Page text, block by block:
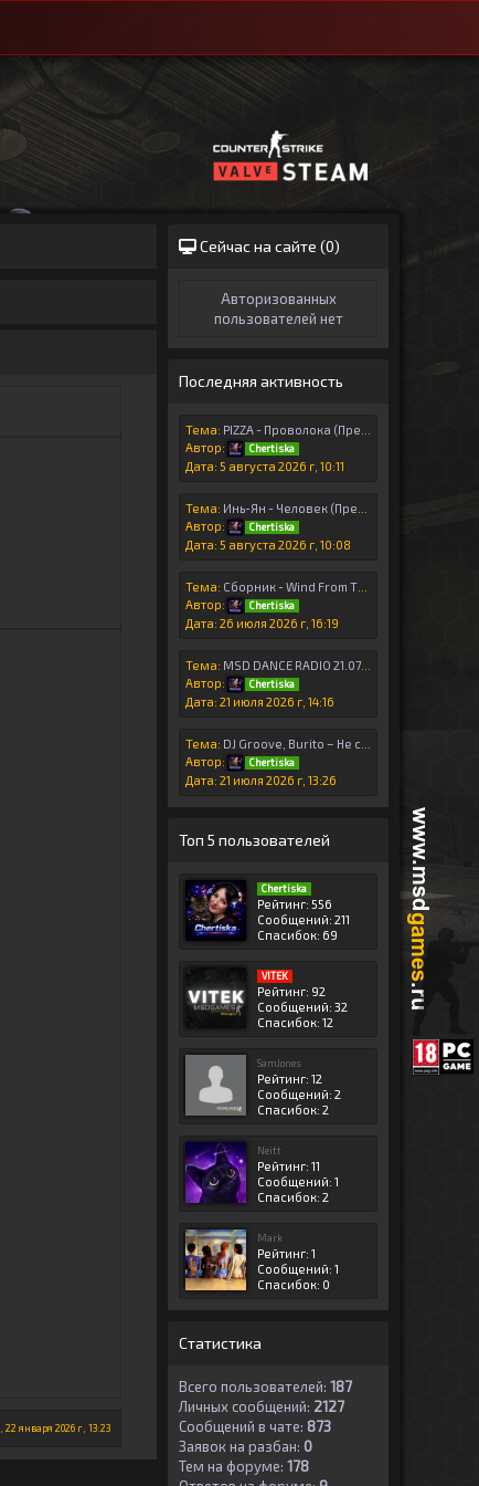
, 22 января 2026 г, 13:23
Сейчас на сайте (0)
Авторизованных
пользователей нет
Последняя активность
Тема: PIZZA - Проволока (Премьера клипа, 2026)
Автор:
Chertiska
Дата: 5 августа 2026 г, 10:11
Тема: Инь-Ян - Человек (Премьера 2026)
Автор:
Chertiska
Дата: 5 августа 2026 г, 10:08
Тема: Cбopник - Wind From The South (2026)
Автор:
Chertiska
Дата: 26 июля 2026 г, 16:19
Тема: MSD DANCE RADIO 21.07.26
Автор:
Chertiska
Дата: 21 июля 2026 г, 14:16
Тема: DJ Groove, Burito – Не сейчас.
Автор:
Chertiska
Дата: 21 июля 2026 г, 13:26
Топ 5 пользователей
Chertiska
Рейтинг: 556
Сообщений: 211
Спасибок: 69
VITEK
Рейтинг: 92
Сообщений: 32
Спасибок: 12
SamJones
Рейтинг: 12
Сообщений: 2
Спасибок: 2
Neitt
Рейтинг: 11
Сообщений: 1
Спасибок: 2
Mark
Рейтинг: 1
Сообщений: 1
Спасибок: 0
Статистика
Всего пользователей: 187
Личных сообщений: 2127
Сообщений в чате: 873
Заявок на разбан: 0
Тем на форуме: 178